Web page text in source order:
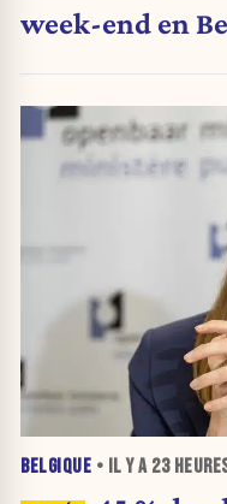
week-end en
BELGIQUE • IL Y A 23